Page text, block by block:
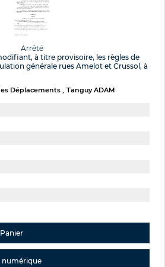
Arrêté
à titre provisoire, les règles de
générale rues Amelot et Crussol, à
Déplacements Tanguy ADAM